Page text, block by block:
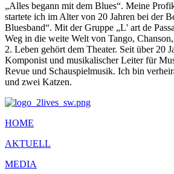
„Alles begann mit dem Blues“. Meine
startete ich im Alter von 20 Jahren bei der
Bluesband“. Mit der Gruppe „L' art de
Weg in die weite Welt von Tango,
2. Leben gehört dem Theater. Seit über 20
Komponist und musikalischer Leiter für
Revue und Schauspielmusik. Ich bin
und zwei Katzen.
HOME
AKTUELL
MEDIA